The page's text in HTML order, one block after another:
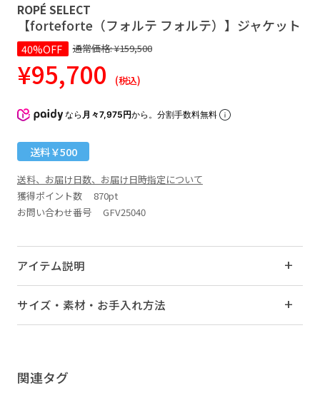
ROPÉ SELECT
【forteforte（フォルテ フォルテ）】ジャケット
40%OFF 通常価格:¥159,500
¥95,700 (税込)
なら 月々7,975円から。分割手数料無料
送料￥500
送料、お届け日数、お届け日時指定について
獲得ポイント数 870pt
お問い合わせ番号 GFV25040
アイテム説明
サイズ・素材・お手入れ方法
関連タグ